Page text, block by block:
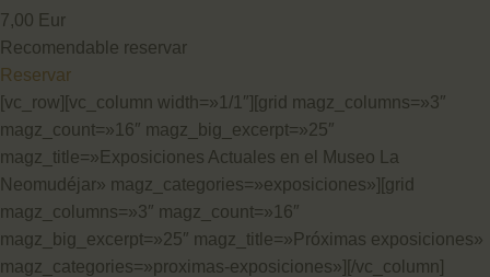
7,00 Eur
Recomendable reservar
Reservar
[vc_row][vc_column width=»1/1″][grid magz_columns=»3″
magz_count=»16″ magz_big_excerpt=»25″
magz_title=»Exposiciones Actuales en el Museo La
Neomudéjar» magz_categories=»exposiciones»][grid
magz_columns=»3″ magz_count=»16″
magz_big_excerpt=»25″ magz_title=»Próximas exposiciones»
magz_categories=»proximas-exposiciones»][/vc_column]